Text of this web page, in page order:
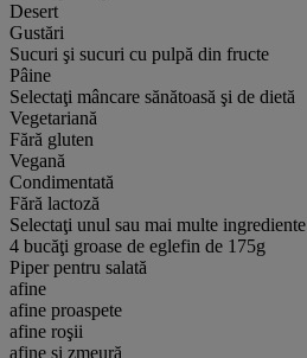
Desert
Gustări
Sucuri şi sucuri cu pulpă din fructe
Pâine
Selectaţi mâncare sănătoasă şi de dietă
Vegetariană
Fără gluten
Vegană
Condimentată
Fără lactoză
Selectaţi unul sau mai multe ingrediente
4 bucăţi groase de eglefin de 175g
Piper pentru salată
afine
afine proaspete
afine roşii
afine și zmeură